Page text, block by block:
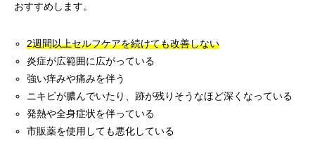
おすすめします。
2週間以上セルフケアを続けても改善しない
炎症が広範囲に広がっている
強い痒みや痛みを伴う
ニキビが膿んでいたり、跡が残りそうなほど深くなっている
発熱や全身症状を伴っている
市販薬を使用しても悪化している